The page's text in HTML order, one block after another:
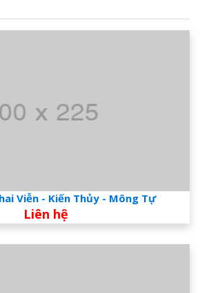
Viễn - Kiến Thủy - Mông Tự
Liên hệ